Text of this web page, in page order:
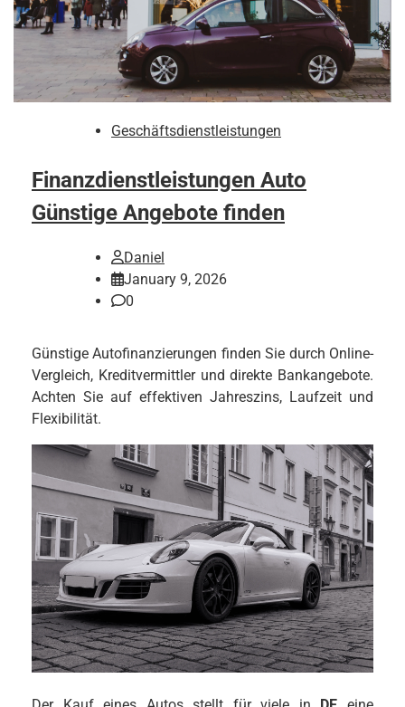
Geschäftsdienstleistungen
Finanzdienstleistungen Auto
Günstige Angebote finden
Daniel
January 9, 2026
0
Günstige Autofinanzierungen finden Sie durch Online-
Vergleich, Kreditvermittler und direkte Bankangebote.
Achten Sie auf effektiven Jahreszins, Laufzeit und
Flexibilität.